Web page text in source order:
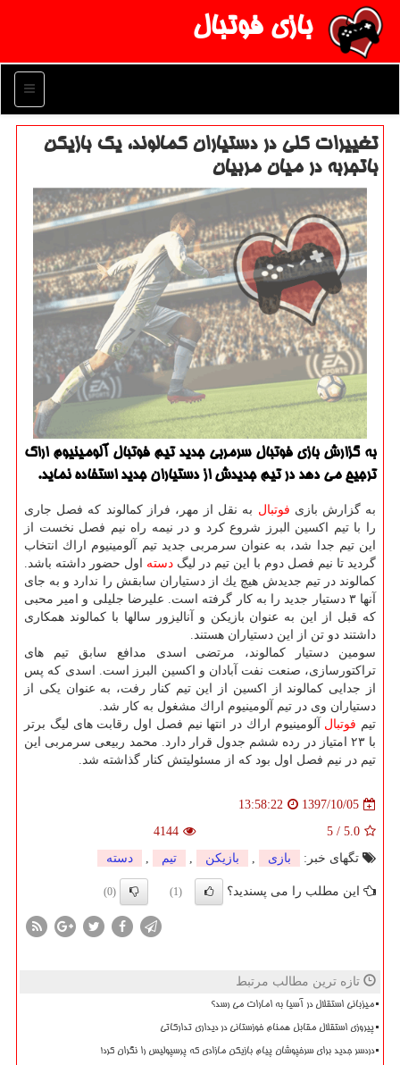
بازی فوتبال
منو
تغییرات كلی در دستیاران كمالوند، یك بازیكن
باتجربه در میان مربیان
به گزارش بازی فوتبال سرمربی جدید تیم فوتبال آلومینیوم اراك
ترجیح می دهد در تیم جدیدش از دستیاران جدید استفاده نماید.
به گزارش بازی فوتبال به نقل از مهر، فراز كمالوند كه فصل جاری
را با تیم اكسین البرز شروع كرد و در نیمه راه نیم فصل نخست از
این تیم جدا شد، به عنوان سرمربی جدید تیم آلومینیوم اراك انتخاب
گردید تا نیم فصل دوم با این تیم در لیگ دسته اول حضور داشته باشد.
كمالوند در تیم جدیدش هیچ یك از دستیاران سابقش را ندارد و به جای
آنها ۳ دستیار جدید را به كار گرفته است. علیرضا جلیلی و امیر محبی
كه قبل از این به عنوان بازیكن و آنالیزور سالها با كمالوند همكاری
داشتند دو تن از این دستیاران هستند.
سومین دستیار كمالوند، مرتضی اسدی مدافع سابق تیم های
تراكتورسازی، صنعت نفت آبادان و اكسین البرز است. اسدی كه پس
از جدایی كمالوند از اكسین از این تیم كنار رفت، به عنوان یكی از
دستیاران وی در تیم آلومینیوم اراك مشغول به كار شد.
تیم فوتبال آلومینیوم اراك در انتها نیم فصل اول رقابت های لیگ برتر
با ۲۳ امتیاز در رده ششم جدول قرار دارد. محمد ربیعی سرمربی این
تیم در نیم فصل اول بود كه از مسئولیتش كنار گذاشته شد.
1397/10/05
13:58:22
5.0
/
5
4144
تگهای خبر:
بازی , بازیكن , تیم , دسته
این مطلب را می پسندید؟ (1)
(0)
تازه ترین مطالب مرتبط
میزبانی استقلال در آسیا به امارات می رسد؟
پیروزی استقلال مقابل همنام خوزستانی در دیداری تدارکاتی
دردسر جدید برای سرخپوشان پیام بازیکن مازادی که پرسپولیس را نگران کرد!